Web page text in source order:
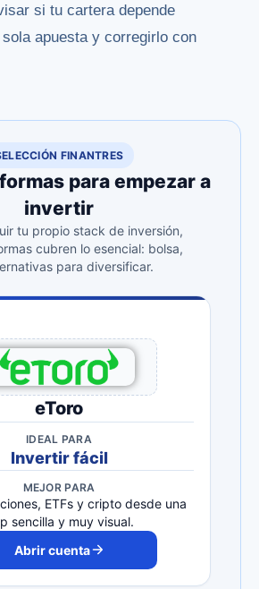
si tu cartera depende
apuesta y corregirlo con
FINANTRES
para empezar a
invertir
tu propio stack de inversión,
cubren lo esencial: bolsa,
para diversificar.
eToro
IDEAL PARA
Invertir fácil
MEJOR PARA
ETFs y cripto desde una
sencilla y muy visual.
Abrir cuenta